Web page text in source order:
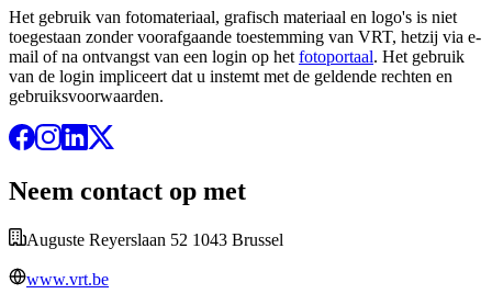
Het gebruik van fotomateriaal, grafisch materiaal en logo's is niet
toegestaan zonder voorafgaande toestemming van VRT, hetzij via e-
mail of na ontvangst van een login op het fotoportaal. Het gebruik
van de login impliceert dat u instemt met de geldende rechten en
gebruiksvoorwaarden.
Neem contact op met
Auguste Reyerslaan 52 1043 Brussel
www.vrt.be